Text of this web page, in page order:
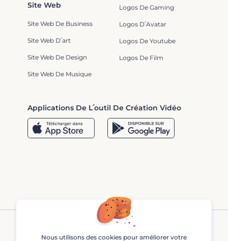
Logos De Gaming
Logos D՛Avatar
Logos De Youtube
Logos De Film
Applications De L՛outil De Création Vidéo
Site Web
Site Web De Business
Site Web D՛art
Site Web De Design
Site Web De Musique
Nous utilisons des cookies pour améliorer votre